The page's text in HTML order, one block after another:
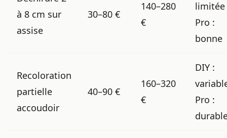
à 8 cm sur
assise
30–80 €
140–280
€
Pro :
bonne
Recoloration
partielle
accoudoir
40–90 €
160–320
€
DIY :
Pro :